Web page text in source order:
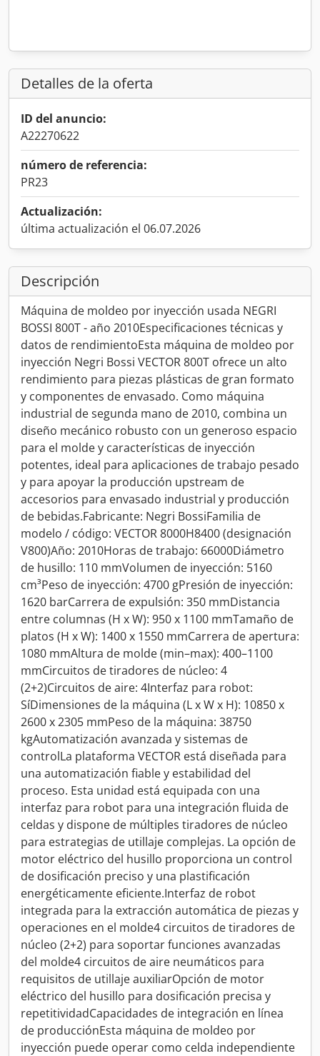
Detalles de la oferta
ID del anuncio:
A22270622
número de referencia:
PR23
Actualización:
última actualización el 06.07.2026
Descripción
Máquina de moldeo por inyección usada NEGRI
BOSSI 800T - año 2010Especificaciones técnicas y
datos de rendimientoEsta máquina de moldeo por
inyección Negri Bossi VECTOR 800T ofrece un alto
rendimiento para piezas plásticas de gran formato
y componentes de envasado. Como máquina
industrial de segunda mano de 2010, combina un
diseño mecánico robusto con un generoso espacio
para el molde y características de inyección
potentes, ideal para aplicaciones de trabajo pesado
y para apoyar la producción upstream de
accesorios para envasado industrial y producción
de bebidas.Fabricante: Negri BossiFamilia de
modelo / código: VECTOR 8000H8400 (designación
V800)Año: 2010Horas de trabajo: 66000Diámetro
de husillo: 110 mmVolumen de inyección: 5160
cm³Peso de inyección: 4700 gPresión de inyección:
1620 barCarrera de expulsión: 350 mmDistancia
entre columnas (H x W): 950 x 1100 mmTamaño de
platos (H x W): 1400 x 1550 mmCarrera de apertura:
1080 mmAltura de molde (min–max): 400–1100
mmCircuitos de tiradores de núcleo: 4
(2+2)Circuitos de aire: 4Interfaz para robot:
SíDimensiones de la máquina (L x W x H): 10850 x
2600 x 2305 mmPeso de la máquina: 38750
kgAutomatización avanzada y sistemas de
controlLa plataforma VECTOR está diseñada para
una automatización fiable y estabilidad del
proceso. Esta unidad está equipada con una
interfaz para robot para una integración fluida de
celdas y dispone de múltiples tiradores de núcleo
para estrategias de utillaje complejas. La opción de
motor eléctrico del husillo proporciona un control
de dosificación preciso y una plastificación
energéticamente eficiente.Interfaz de robot
integrada para la extracción automática de piezas y
operaciones en el molde4 circuitos de tiradores de
núcleo (2+2) para soportar funciones avanzadas
del molde4 circuitos de aire neumáticos para
requisitos de utillaje auxiliarOpción de motor
eléctrico del husillo para dosificación precisa y
repetitividadCapacidades de integración en línea
de producciónEsta máquina de moldeo por
inyección puede operar como celda independiente